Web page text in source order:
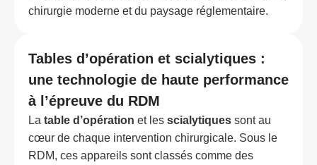
chirurgie moderne et du paysage réglementaire.
Tables d’opération et scialytiques :
une technologie de haute performance
à l’épreuve du RDM
La table d’opération et les scialytiques sont au
cœur de chaque intervention chirurgicale. Sous le
RDM, ces appareils sont classés comme des